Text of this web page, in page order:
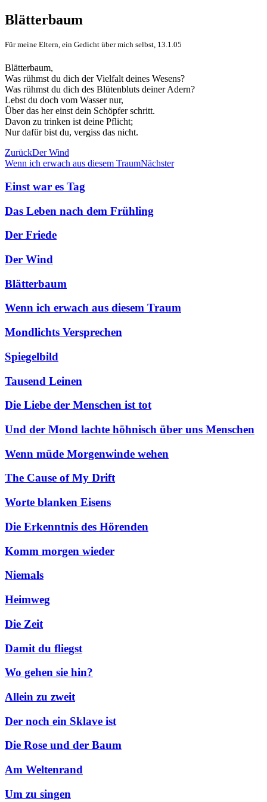
Blätterbaum
Für meine Eltern, ein Gedicht über mich selbst, 13.1.05
Blätterbaum,
Was rühmst du dich der Vielfalt deines Wesens?
Was rühmst du dich des Blütenbluts deiner Adern?
Lebst du doch vom Wasser nur,
Über das her einst dein Schöpfer schritt.
Davon zu trinken ist deine Pflicht;
Nur dafür bist du, vergiss das nicht.
ZurückDer Wind
Wenn ich erwach aus diesem TraumNächster
Einst war es Tag
Das Leben nach dem Frühling
Der Friede
Der Wind
Blätterbaum
Wenn ich erwach aus diesem Traum
Mondlichts Versprechen
Spiegelbild
Tausend Leinen
Die Liebe der Menschen ist tot
Und der Mond lachte höhnisch über uns Menschen
Wenn müde Morgenwinde wehen
The Cause of My Drift
Worte blanken Eisens
Die Erkenntnis des Hörenden
Komm morgen wieder
Niemals
Heimweg
Die Zeit
Damit du fliegst
Wo gehen sie hin?
Allein zu zweit
Der noch ein Sklave ist
Die Rose und der Baum
Am Weltenrand
Um zu singen